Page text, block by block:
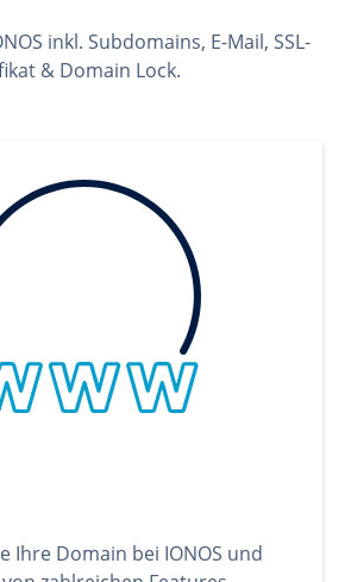
inkl. Subdomains, E-Mail, SSL-
& Domain Lock.
Ihre Domain bei IONOS und